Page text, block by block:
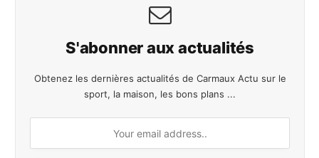
S'abonner aux actualités
Obtenez les dernières actualités de Carmaux Actu sur le
sport, la maison, les bons plans ...